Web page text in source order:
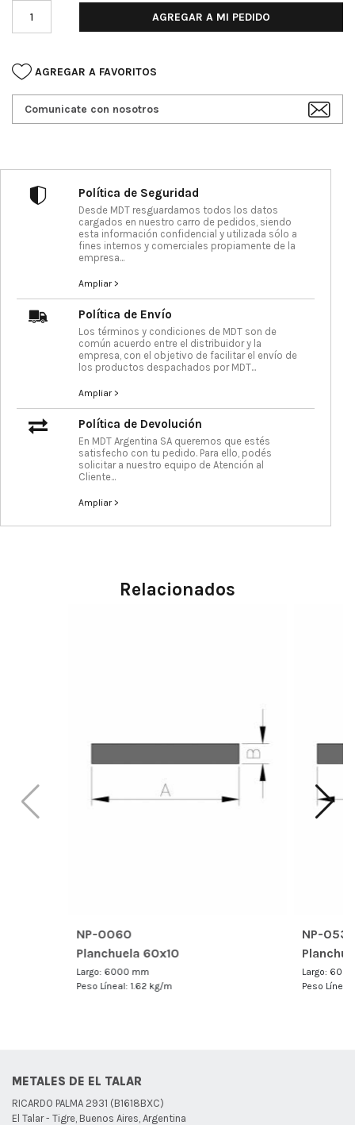
AGREGAR A MI PEDIDO
AGREGAR A FAVORITOS
Comunicate con nosotros
Política de Seguridad
Desde MDT resguardamos todos los datos
cargados en nuestro carro de pedidos, siendo
esta información confidencial y utilizada sólo a
fines internos y comerciales propiamente de la
empresa...
Ampliar >
Política de Envío
Los términos y condiciones de MDT son de
común acuerdo entre el distribuidor y la
empresa, con el objetivo de facilitar el envío de
los productos despachados por MDT...
Ampliar >
Política de Devolución
En MDT Argentina SA queremos que estés
satisfecho con tu pedido. Para ello, podés
solicitar a nuestro equipo de Atención al
Cliente...
Ampliar >
Relacionados
NP-0060
Planchuela 60x10
Largo: 6000 mm
Peso Líneal: 1.62 kg/m
NP-
Largo:
Peso
METALES DE EL TALAR
RICARDO PALMA 2931 (B1618BXC)
El Talar - Tigre, Buenos Aires, Argentina